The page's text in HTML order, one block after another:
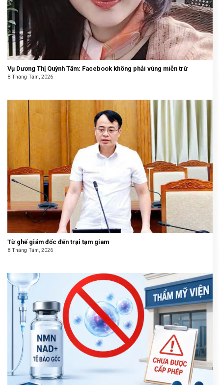
Vụ Dương Thị Quỳnh Tâm: Facebook không phải vùng miễn trừ
8 Tháng Tám, 2026
Từ ghế giám đốc đến trại tạm giam
8 Tháng Tám, 2026